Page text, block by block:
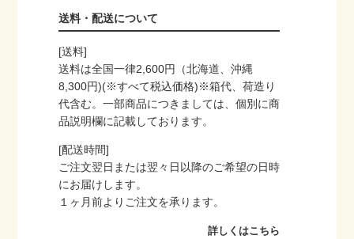
送料・配送について
[送料]
送料は全国一律2,600円（北海道、沖縄
8,300円)(※すべて税込価格)※箱代、荷造り
代含む。一部商品につきましては、個別に商
品説明欄に記載しております。
[配送時間]
ご注文翌日または翌々日以降のご希望の日時
にお届けします。
１ヶ月前よりご注文を承ります。
詳しくはこちら